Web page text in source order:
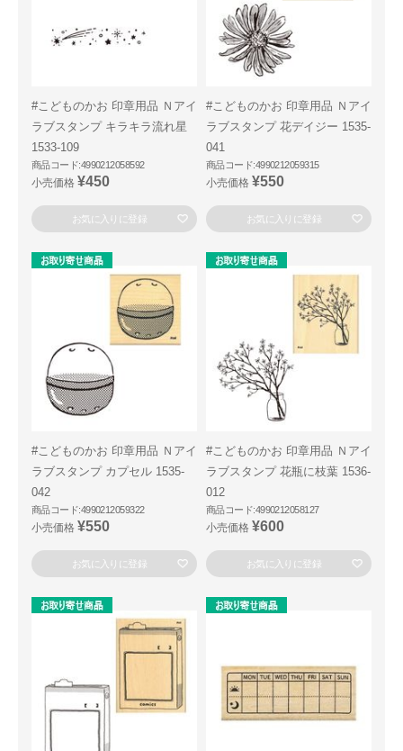
#こどものかお 印章用品 Ｎアイ
ラブスタンプ キラキラ流れ星
1533-109
商品コード:4990212058592
小売価格 ¥450
お気に入りに登録
#こどものかお 印章用品 Ｎアイ
ラブスタンプ 花デイジー 1535-
041
商品コード:4990212059315
小売価格 ¥550
お気に入りに登録
#こどものかお 印章用品 Ｎアイ
ラブスタンプ カプセル 1535-
042
商品コード:4990212059322
小売価格 ¥550
お気に入りに登録
#こどものかお 印章用品 Ｎアイ
ラブスタンプ 花瓶に枝葉 1536-
012
商品コード:4990212058127
小売価格 ¥600
お気に入りに登録